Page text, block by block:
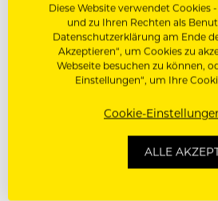
Bitte senden Sie Ihre
manuela.mayer@hotel-
Diese Website verwendet
und zu Ihren Rechten als
Datenschutzerklärung am Ende
Akzeptieren“, um Cookies zu
Webseite besuchen zu können,
Einstellungen“, um Ihre
Cookie-
ALLE